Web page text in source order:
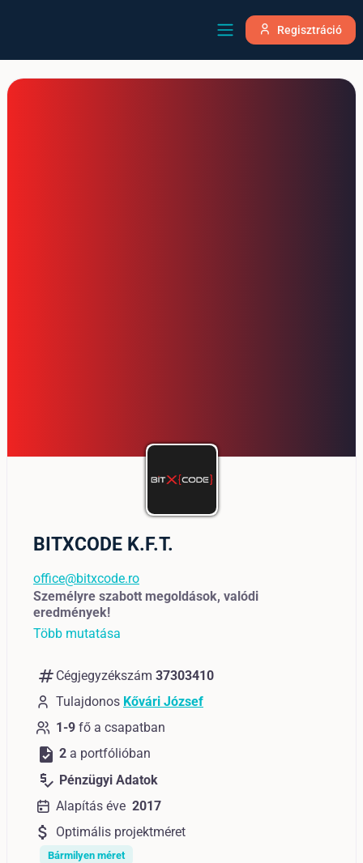
Regisztráció
BITXCODE K.F.T.
office@bitxcode.ro
Személyre szabott megoldások, valódi
eredmények!
Több mutatása
numbers Cégjegyzékszám 37303410
Tulajdonos Kővári József
1-9 fő a csapatban
task 2 a portfólióban
price_check Pénzügyi Adatok
Alapítás éve 2017
attach_money Optimális projektméret
Bármilyen méret